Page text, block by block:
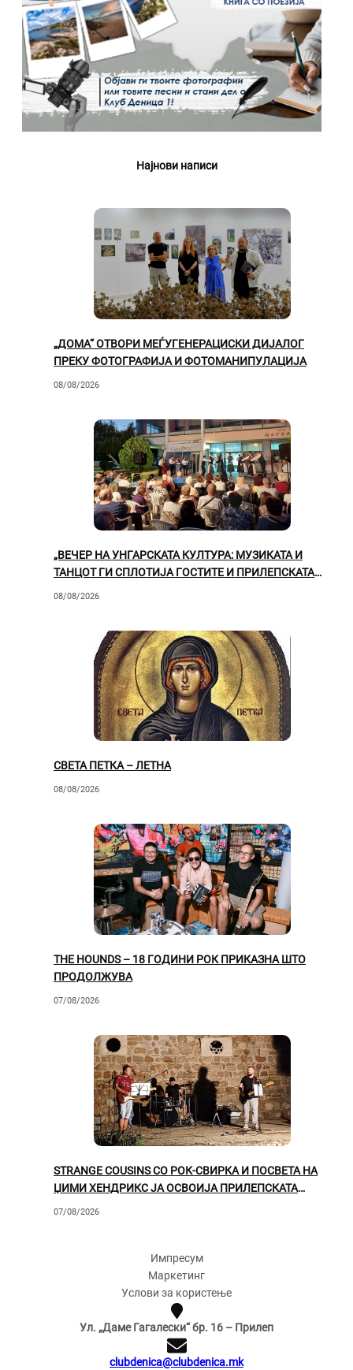
Најнови написи
„ДОМА“ ОТВОРИ МЕЃУГЕНЕРАЦИСКИ ДИЈАЛОГ
ПРЕКУ ФОТОГРАФИЈА И ФОТОМАНИПУЛАЦИЈА
08/08/2026
„ВЕЧЕР НА УНГАРСКАТА КУЛТУРА: МУЗИКАТА И
ТАНЦОТ ГИ СПЛОТИЈА ГОСТИТЕ И ПРИЛЕПСКАТА
08/08/2026
СВЕТА ПЕТКА – ЛЕТНА
08/08/2026
THE HOUNDS – 18 ГОДИНИ РОК ПРИКАЗНА ШТО
ПРОДОЛЖУВА
07/08/2026
STRANGE COUSINS СО РОК-СВИРКА И ПОСВЕТА НА
ЏИМИ ХЕНДРИКС ЈА ОСВОИЈА ПРИЛЕПСКАТА
07/08/2026
Импресум
Маркетинг
Услови за користење
Ул. „Даме Гагалески“ бр. 16 – Прилеп
clubdenica@clubdenica.mk